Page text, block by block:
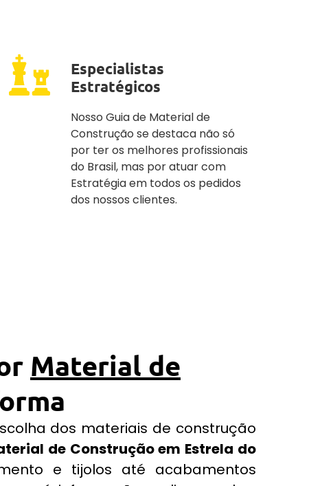
Especialistas
Estratégicos
Nosso Guia de Material de
Construção se destaca não só
por ter os melhores profissionais
do Brasil, mas por atuar com
Estratégia em todos os pedidos
dos nossos clientes.
Material de
dos materiais de construção
de Construção em Estrela do
e tijolos até acabamentos